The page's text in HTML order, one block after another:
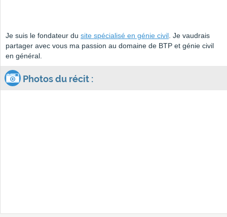
Je suis le fondateur du site spécialisé en génie civil. Je vaudrais
partager avec vous ma passion au domaine de BTP et génie civil
en général.
Photos du récit :